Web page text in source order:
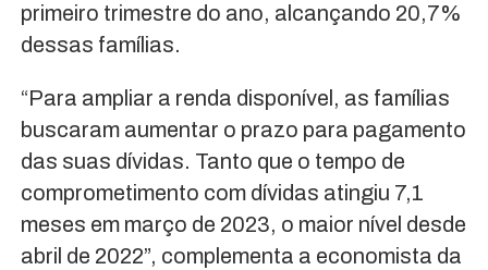
primeiro trimestre do ano, alcançando 20,7%
dessas famílias.
“Para ampliar a renda disponível, as famílias
buscaram aumentar o prazo para pagamento
das suas dívidas. Tanto que o tempo de
comprometimento com dívidas atingiu 7,1
meses em março de 2023, o maior nível desde
abril de 2022”, complementa a economista da